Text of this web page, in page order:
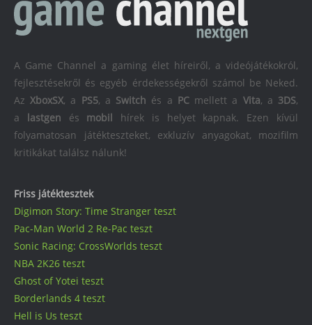
Friss játéktesztek
Digimon Story: Time Stranger teszt
Pac-Man World 2 Re-Pac teszt
Sonic Racing: CrossWorlds teszt
NBA 2K26 teszt
Ghost of Yotei teszt
Borderlands 4 teszt
Hell is Us teszt
A Game Channel a gaming élet híreiről, a videójátékokról,
fejlesztésekről és egyéb érdekességekről számol be Neked.
AzXboxSX, a PS5, a Switch és a PCmellett a Vita, a 3DS,
a lastgen és mobil hírek is helyet kapnak. Ezen kívül
folyamatosan játékteszteket, exkluzív anyagokat, mozifilm
kritikákat találsz nálunk!